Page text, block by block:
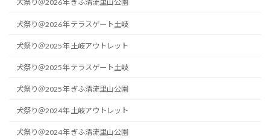
犬祭り＠2026年 ぎふ清流里山公園
犬祭り＠2026年 テラスゲート土岐
犬祭り＠2025年 土岐アウトレット
犬祭り＠2025年 テラスゲート土岐
犬祭り＠2025年 ぎふ清流里山公園
犬祭り＠2024年 土岐アウトレット
犬祭り＠2024年 ぎふ清流里山公園